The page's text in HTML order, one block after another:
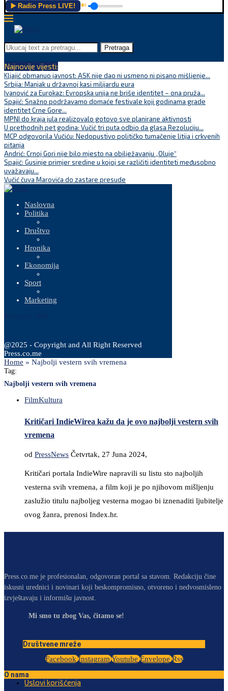
▶️ Radio Press LIVE! 🔊
Pretraga
Najnovije vijesti:
Kljajić obmanuo javnost: ASK nije dao ni usmeno ni pisano mišljenje...
Srbija: Manjak u državnoj kasi milijardu eura
Ivanović za Eurokaz: Evropska unija ne briše identitet – ona pruža...
Spajić: Snažno podržavamo domaće festivale koji godinama grade
identitet Crne Gore...
MPNI do kraja jula realizovalo gotovo sve planirane aktivnosti
U prethodnih pet godina: Vučić tri puta odbio da glasa Rezoluciju...
MCP odgovorila Vučiću: Nedopustivo političko tumačenje litija i crkvenih
pitanja
Andrić: Crnoj Gori nije bilo mjesto na obilježavanju „Oluje“
Spajić: Gusinje primjer sredine u kojoj se različiti identiteti međusobno
uvažavaju...
Vučić čuva Marovića do zastare presude
Naslovna
Politika
Društvo
Hronika
Ekonomija
Sport
Marketing
@2025 - Copyright and All Right Reserved
Press.co.me
Home » Najbolji vestern svih vremena
Tag:
Najbolji vestern svih vremena
FilmKultura
Kritičari IndieWirea kažu da je ovo najbolji vestern svih
vremena
od PressNews Četvrtak, 27 Juna 2024,
Kritičari portala IndieWire napravili su listu sto najboljih
vesterna svih vremena, a film koji je po njihovom mišljenju
zaslužio titulu najboljeg vesterna mogao bi iznenaditi ljubitelje
ovog žanra, prenosi Index.hr.
Press.co.me je profesionalan, odgovoran portal sa stavom. Redakciju čine
iskusni urednici i novinari koji beskompromisno, otvoreno i nedvosmisleno
izvještavaju i informišu javnost.
Mi smo tu zbog Vas, čitamo se!
Društvene mreže
Facebook Instagram Youtube Envelope Rss
O nama
Uslovi korišćenja